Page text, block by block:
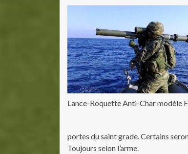
Lance-Roquette Anti-Char modèle
portes du saint grade. Certains
Toujours selon l’arme.